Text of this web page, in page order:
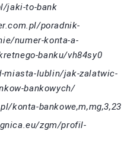
jaki-to-bank
poradnik-
numer-konta-a-
banku/vh84sy0
miasta-lublin/jak-zalatwic-
bankowych/
konta-bankowe,m,mg,3,23
zgm/profil-